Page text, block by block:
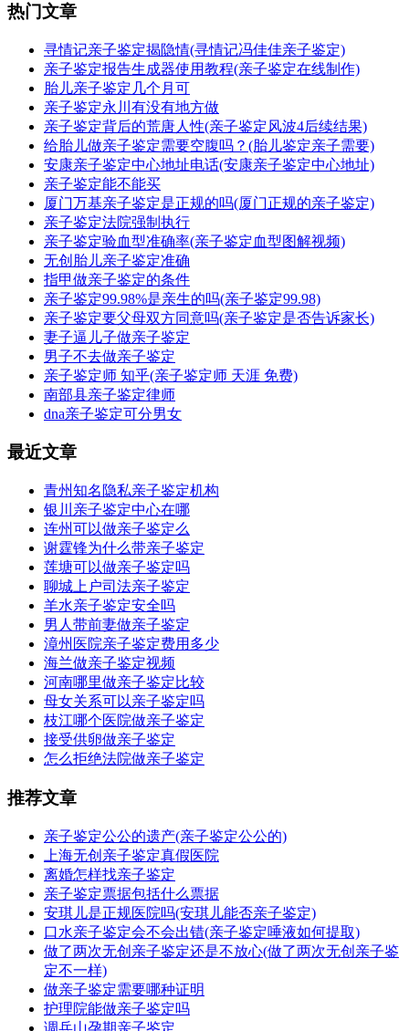
热门文章
寻情记亲子鉴定揭隐情(寻情记冯佳佳亲子鉴定)
亲子鉴定报告生成器使用教程(亲子鉴定在线制作)
胎儿亲子鉴定几个月可
亲子鉴定永川有没有地方做
亲子鉴定背后的荒唐人性(亲子鉴定风波4后续结果)
给胎儿做亲子鉴定需要空腹吗？(胎儿鉴定亲子需要)
安康亲子鉴定中心地址电话(安康亲子鉴定中心地址)
亲子鉴定能不能买
厦门万基亲子鉴定是正规的吗(厦门正规的亲子鉴定)
亲子鉴定法院强制执行
亲子鉴定验血型准确率(亲子鉴定血型图解视频)
无创胎儿亲子鉴定准确
指甲做亲子鉴定的条件
亲子鉴定99.98%是亲生的吗(亲子鉴定99.98)
亲子鉴定要父母双方同意吗(亲子鉴定是否告诉家长)
妻子逼儿子做亲子鉴定
男子不去做亲子鉴定
亲子鉴定师 知乎(亲子鉴定师 天涯 免费)
南部县亲子鉴定律师
dna亲子鉴定可分男女
最近文章
青州知名隐私亲子鉴定机构
银川亲子鉴定中心在哪
连州可以做亲子鉴定么
谢霆锋为什么带亲子鉴定
莲塘可以做亲子鉴定吗
聊城上户司法亲子鉴定
羊水亲子鉴定安全吗
男人带前妻做亲子鉴定
漳州医院亲子鉴定费用多少
海兰做亲子鉴定视频
河南哪里做亲子鉴定比较
母女关系可以亲子鉴定吗
枝江哪个医院做亲子鉴定
接受供卵做亲子鉴定
怎么拒绝法院做亲子鉴定
推荐文章
亲子鉴定公公的遗产(亲子鉴定公公的)
上海无创亲子鉴定真假医院
离婚怎样找亲子鉴定
亲子鉴定票据包括什么票据
安琪儿是正规医院吗(安琪儿能否亲子鉴定)
口水亲子鉴定会不会出错(亲子鉴定唾液如何提取)
做了两次无创亲子鉴定还是不放心(做了两次无创亲子鉴
定不一样)
做亲子鉴定需要哪种证明
护理院能做亲子鉴定吗
调兵山孕期亲子鉴定